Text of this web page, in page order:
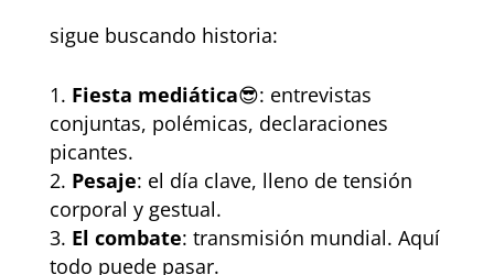
sigue buscando historia:
Fiesta mediática😎: entrevistas
conjuntas, polémicas, declaraciones
picantes.
Pesaje: el día clave, lleno de tensión
corporal y gestual.
El combate: transmisión mundial. Aquí
todo puede pasar.